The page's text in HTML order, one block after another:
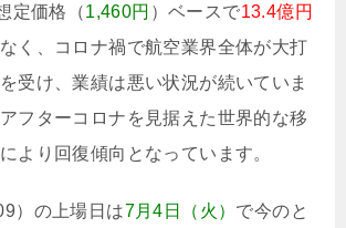
定価格（1,460円 ）ベースで13.4億円
く、コロナ禍で航空業界全体が大打
受け、業績は悪い状況が続いていま
フターコロナを見据えた世界的な移
より回復傾向となっています。
）の上場日は7月4日（火） で今のと